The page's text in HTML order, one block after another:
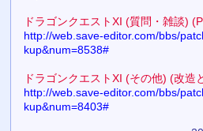
ドラゴンクエストXI (質問・雑談)
http://web.save-editor.com/bbs/
kup&num=8538#
ドラゴンクエストXI (その他) (改造
http://web.save-editor.com/bbs/
kup&num=8403#